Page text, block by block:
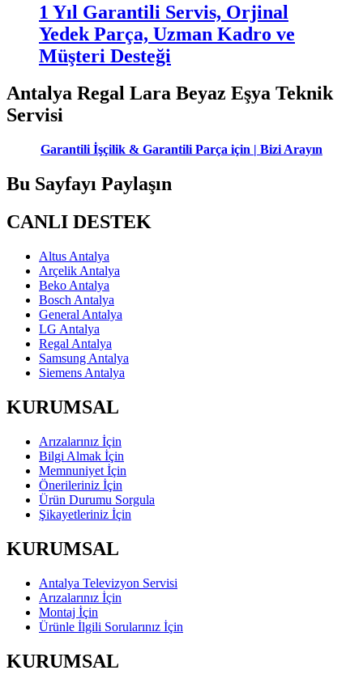
1 Yıl Garantili Servis, Orjinal
Yedek Parça, Uzman Kadro ve
Müşteri Desteği
Antalya Regal Lara Beyaz Eşya Teknik
Servisi
Garantili İşçilik & Garantili Parça için | Bizi Arayın
Bu Sayfayı Paylaşın
CANLI DESTEK
Altus Antalya
Arçelik Antalya
Beko Antalya
Bosch Antalya
General Antalya
LG Antalya
Regal Antalya
Samsung Antalya
Siemens Antalya
KURUMSAL
Arızalarınız İçin
Bilgi Almak İçin
Memnuniyet İçin
Önerileriniz İçin
Ürün Durumu Sorgula
Şikayetleriniz İçin
KURUMSAL
Antalya Televizyon Servisi
Arızalarınız İçin
Montaj İçin
Ürünle İlgili Sorularınız İçin
KURUMSAL